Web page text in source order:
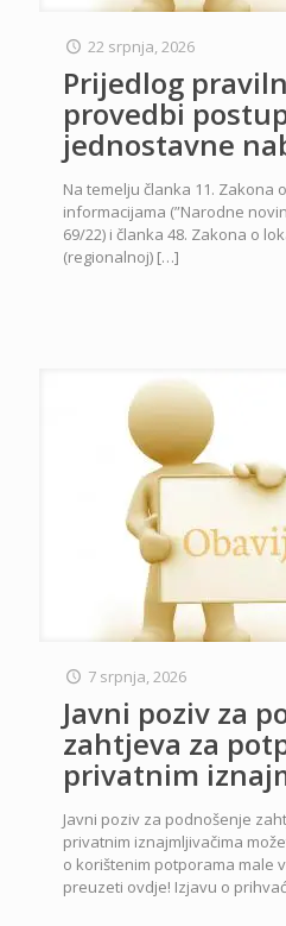
22 srpnja, 2026
Prijedlog
provedbi
jednostavne
Na temelju članka 11. Zakona
informacijama (”Narodne
69/22) i članka 48. Zakona o
(regionalnoj) […]
7 srpnja, 2026
Javni poziv za
zahtjeva za
privatnim
Javni poziv za podnošenje
privatnim iznajmljivačima
o korištenim potporama male
preuzeti ovdje! Izjavu o